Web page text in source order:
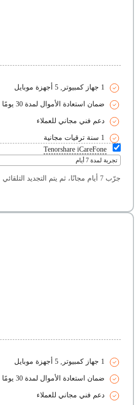
1 جهاز كمبيوتر, 5 أجهزة موبايل
ضمان استعادة الأموال لمدة 30 يومًا
دعم فني مجاني للعملاء
1 سنة ترقيات مجانية
Tenorshare iCareFone
تجربة لمدة 7 أيام
جرّب 7 أيام مجانًا، ثم يتم التجديد التلقائي مقابل 29.95 دولارًا أمريكيًا شهريًا (خصم 50٪). يمكنك إلغاؤه في أي وقت.
1 جهاز كمبيوتر, 5 أجهزة موبايل
ضمان استعادة الأموال لمدة 30 يومًا
دعم فني مجاني للعملاء